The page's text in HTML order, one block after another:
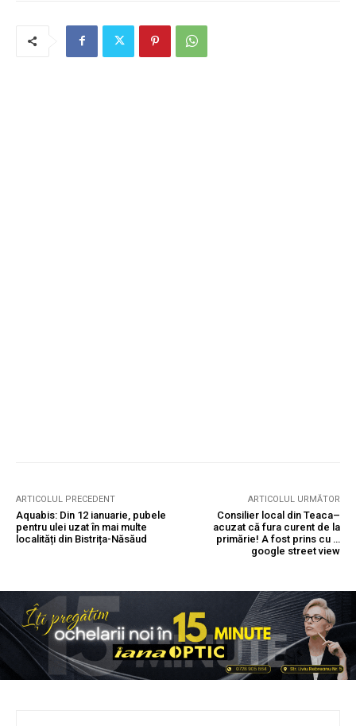
ARTICOLUL PRECEDENT
Aquabis: Din 12 ianuarie, pubele
pentru ulei uzat în mai multe
localități din Bistrița-Năsăud
ARTICOLUL URMĂTOR
Consilier local din Teaca–
acuzat că fura curent de la
primărie! A fost prins cu …
google street view